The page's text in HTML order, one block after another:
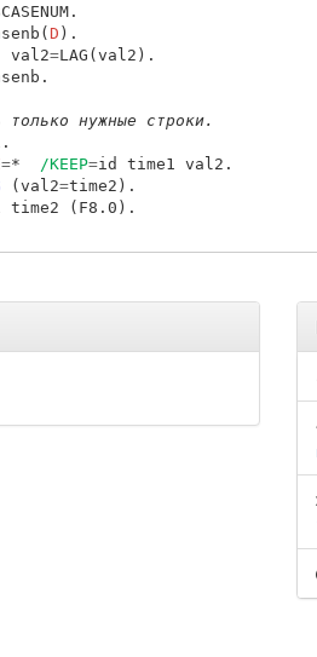
D
val2=
только нужные строки.
=* /KEEP=
(val2=